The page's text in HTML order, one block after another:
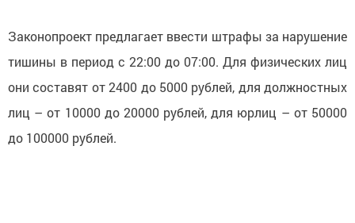
Законопроект предлагает ввести штрафы за нарушение
тишины в период с 22:00 до 07:00. Для физических лиц
они составят от 2400 до 5000 рублей, для должностных
лиц – от 10000 до 20000 рублей, для юрлиц – от 50000
до 100000 рублей.